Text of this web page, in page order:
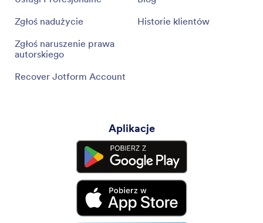
Zgłoś nadużycie
Zgłoś naruszenie prawa
autorskiego
Recover Jotform Account
Historie klientów
Aplikacje